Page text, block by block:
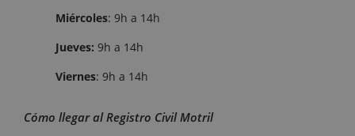
Miércoles: 9h a 14h
Jueves: 9h a 14h
Viernes: 9h a 14h
Cómo llegar al Registro Civil Motril